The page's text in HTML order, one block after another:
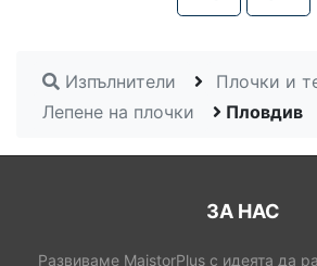
Изпълнители
Плочки и
Лепене на плочки
Пловдив
ЗА НАС
Развиваме MaistorPlus с идеята да